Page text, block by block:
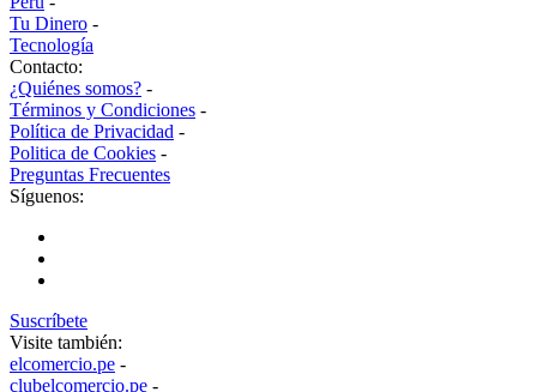
Tu Dinero -
Tecnología
Contacto:
¿Quiénes somos? -
Términos y Condiciones -
Política de Privacidad -
Politica de Cookies -
Preguntas Frecuentes
Síguenos:
Suscríbete
Visite también:
elcomercio.pe -
clubelcomercio.pe -